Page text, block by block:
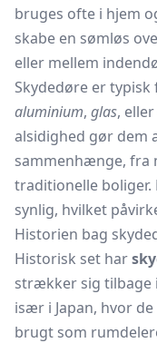
bruges ofte i hjem
skabe en sømløs
eller mellem
Skydedøre er
aluminium, glas,
alsidighed gør dem
sammenhænge, fra
traditionelle
synlig, hvilket
Historien bag
Historisk set har
strækker sig tilbage
især i Japan, hvor
brugt som